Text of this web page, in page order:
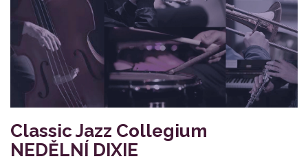
Classic Jazz Collegium
NEDĚLNÍ DIXIE